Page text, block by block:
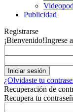
Publicidad
Registrarse
¡Bienvenido!Ingrese
¿Olvidaste tu
Recuperación de
Recupera tu